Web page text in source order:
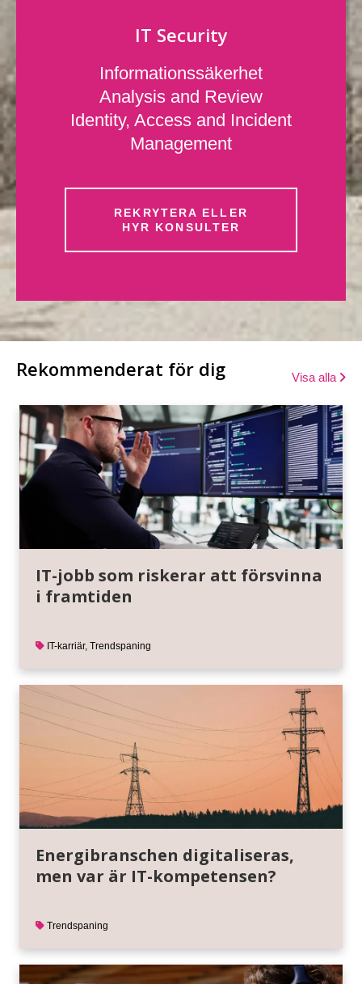
IT Security
Informationssäkerhet
Analysis and Review
Identity, Access and Incident
Management
REKRYTERA ELLER
HYR KONSULTER
Rekommenderat för dig Visa alla
IT-jobb som riskerar att försvinna
i framtiden
IT-karriär, Trendspaning
Energibranschen digitaliseras,
men var är IT-kompetensen?
Trendspaning